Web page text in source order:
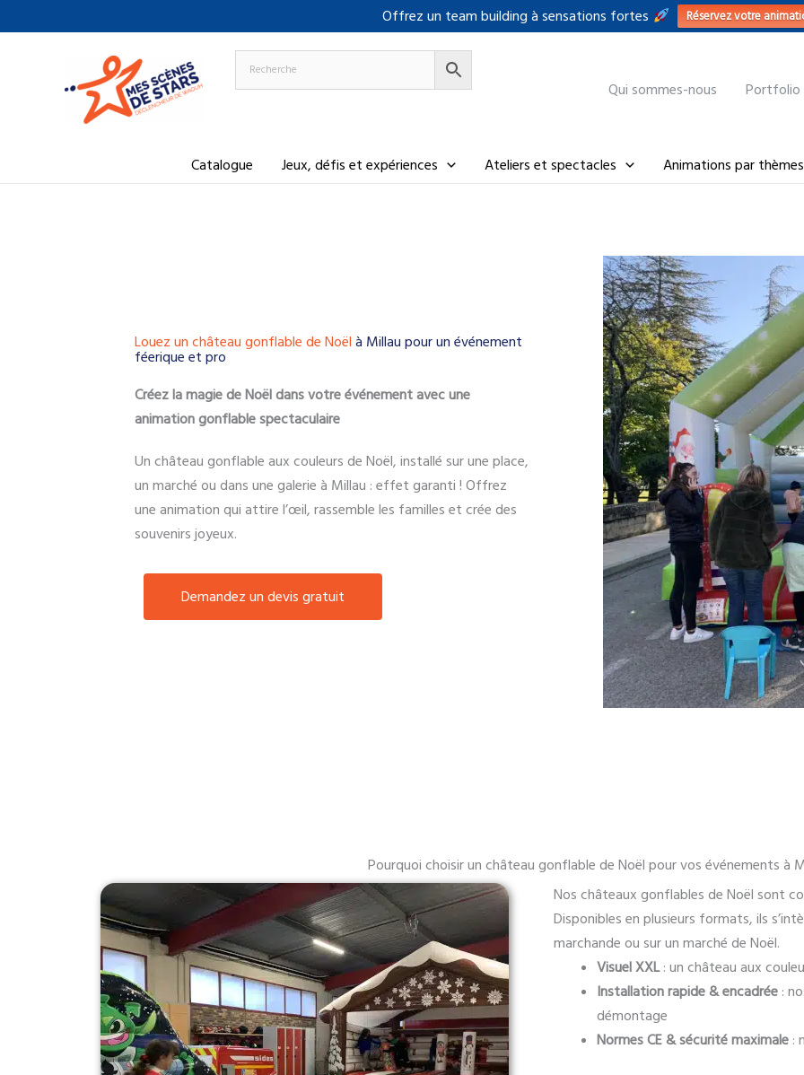
Offrez un team building à sensations fortes Réservez votre
au
Qui sommes-nous
Portfolio
Catalogue Jeux, défis et expériences Ateliers et spectacles Animations par thèmes
Louez un château gonflable de Noël à Millau pour un événement
féerique et pro
Créez la magie de Noël dans votre événement avec une
animation gonflable spectaculaire
Un château gonflable aux couleurs de Noël, installé sur une place,
un marché ou dans une galerie à Millau : effet garanti ! Offrez
une animation qui attire l’œil, rassemble les familles et crée des
souvenirs joyeux.
Demandez un devis gratuit
Pourquoi choisir un château gonflable de Noël pour vos événements à
Nos châteaux gonflables de Noël sont
Disponibles en plusieurs formats, ils
marchande ou sur un marché de Noël.
Visuel XXL: un château aux
Installation rapide & encadrée :
démontage
Normes CE & sécurité maximale :